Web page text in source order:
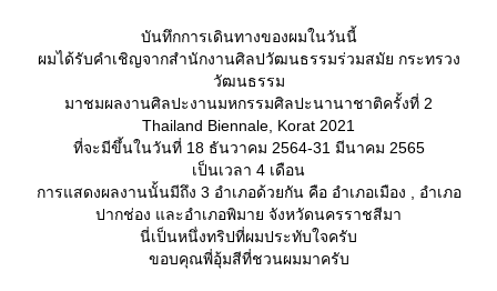
บันทึกการเดินทางของผมในวันนี้
ผมได้รับคำเชิญจากสำนักงานศิลปวัฒนธรรมร่วมสมัย กระทรวง
วัฒนธรรม
มาชมผลงานศิลปะงานมหกรรมศิลปะนานาชาติครั้งที่ 2
Thailand Biennale, Korat 2021
ที่จะมีขึ้นในวันที่ 18 ธันวาคม 2564-31 มีนาคม 2565
เป็นเวลา 4 เดือน
การแสดงผลงานนั้นมีถึง 3 อำเภอด้วยกัน คือ อำเภอเมือง , อำเภอ
ปากช่อง และอำเภอพิมาย จังหวัดนครราชสีมา
นี่เป็นหนึ่งทริปที่ผมประทับใจครับ
ขอบคุณพี่อุ้มสีที่ชวนผมมาครับ